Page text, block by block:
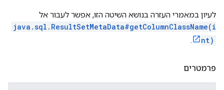
לעיון במאמרי העזרה בנושא השיטה הזו, אפשר לעבור אל
java.sql.ResultSetMetaData#getColumnClassName(i
nt)
.
פרמטרים